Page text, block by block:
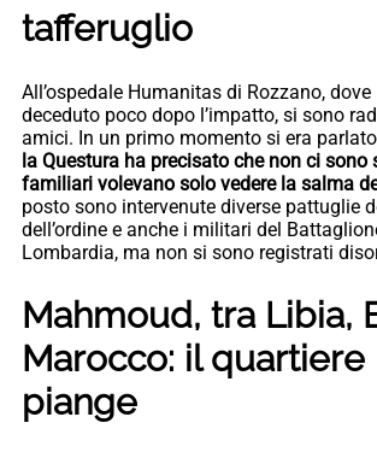
tafferuglio
All’ospedale Humanitas di Rozzano,
deceduto poco dopo l’impatto, si sono
amici. In un primo momento si era
la Questura ha precisato che non ci sono
familiari volevano solo vedere la salma
posto sono intervenute diverse pattuglie
dell’ordine e anche i militari del
Lombardia, ma non si sono registrati
Mahmoud, tra Libia,
Marocco: il quartiere
piange